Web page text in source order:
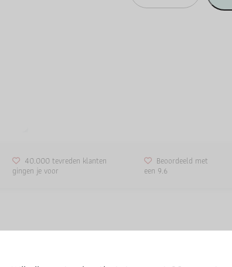
40.000 tevreden klanten
gingen je voor
Beoordeeld met
een 9.6